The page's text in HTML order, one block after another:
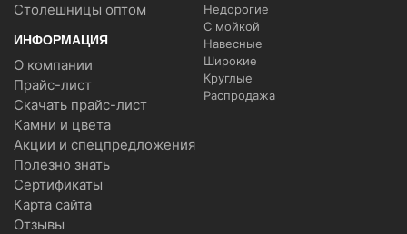
Столешницы оптом
ИНФОРМАЦИЯ
О компании
Прайс-лист
Скачать прайс-лист
Камни и цвета
Акции и спецпредложения
Полезно знать
Сертификаты
Карта сайта
Отзывы
Недорогие
С мойкой
Навесные
Широкие
Круглые
Распродажа